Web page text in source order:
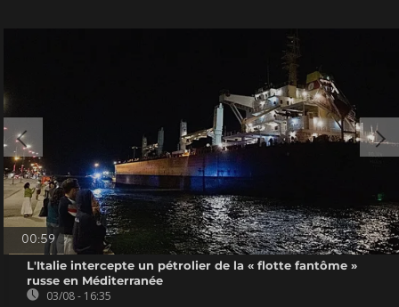
00:59
L'Italie intercepte un pétrolier de la « flotte fantôme »
russe en Méditerranée
03/08 - 16:35